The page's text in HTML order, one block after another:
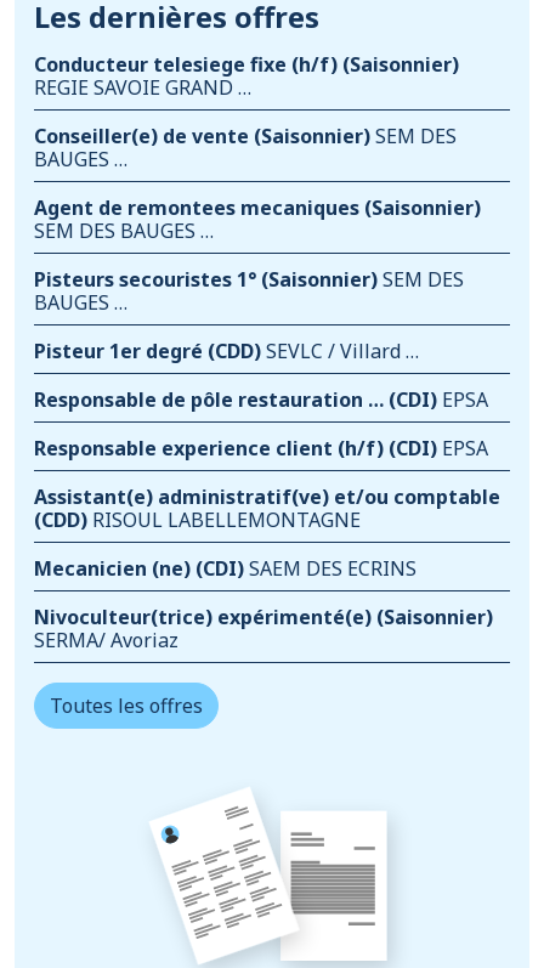
Les dernières offres
Conducteur telesiege fixe (h/f) (Saisonnier)
REGIE SAVOIE GRAND …
Conseiller(e) de vente (Saisonnier)SEM DES
BAUGES …
Agent de remontees mecaniques (Saisonnier)
SEM DES BAUGES …
Pisteurs secouristes 1° (Saisonnier)SEM DES
BAUGES …
Pisteur 1er degré (CDD)SEVLC / Villard …
Responsable de pôle restauration … (CDI) EPSA
Responsable experience client (h/f) (CDI) EPSA
Assistant(e) administratif(ve) et/ou comptable
(CDD) RISOUL LABELLEMONTAGNE
Mecanicien (ne) (CDI)SAEM DES ECRINS
Nivoculteur(trice) expérimenté(e) (Saisonnier)
SERMA/ Avoriaz
Toutes les offres